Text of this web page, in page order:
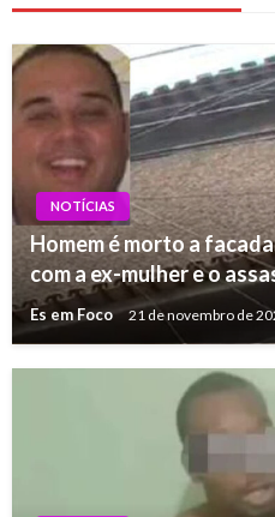
NOTÍCIAS
Homem é morto a
com a ex-mulher e o
Es em Foco 21 de novembro de